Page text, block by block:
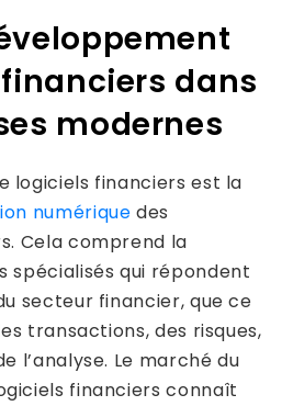
dans
modernes
logiciels financiers est la
numérique des
Cela comprend la
spécialisés qui répondent
secteur financier, que ce
transactions, des risques,
l’analyse. Le marché du
financiers connaît